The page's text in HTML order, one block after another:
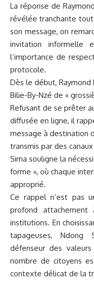
La réponse de
révélée tranchante
son message, on
invitation informelle
l’importance de
protocole.
Dès le début, Raymond
Bilie-By-Nzé de «
Refusant de se prêter
diffusée en ligne, il
message à destination
transmis par des
Sima souligne la
forme », où chaque
approprié.
Ce rappel n’est pas
profond
institutions. En
tapageuses,
défenseur des
nombre de citoyens
contexte délicat de la